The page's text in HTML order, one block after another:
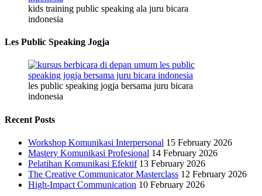
kids training public speaking ala juru bicara
indonesia
Les Public Speaking Jogja
les public speaking jogja bersama juru bicara
indonesia
Recent Posts
Workshop Komunikasi Interpersonal 15 February 2026
Mastery Komunikasi Profesional 14 February 2026
Pelatihan Komunikasi Efektif 13 February 2026
The Creative Communicator Masterclass 12 February 2026
High-Impact Communication 10 February 2026